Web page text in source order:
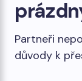
Partneři
důvody k